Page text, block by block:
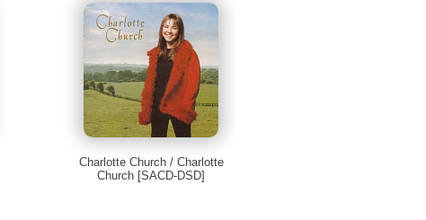
Charlotte Church / Charlotte
Church [SACD-DSD]